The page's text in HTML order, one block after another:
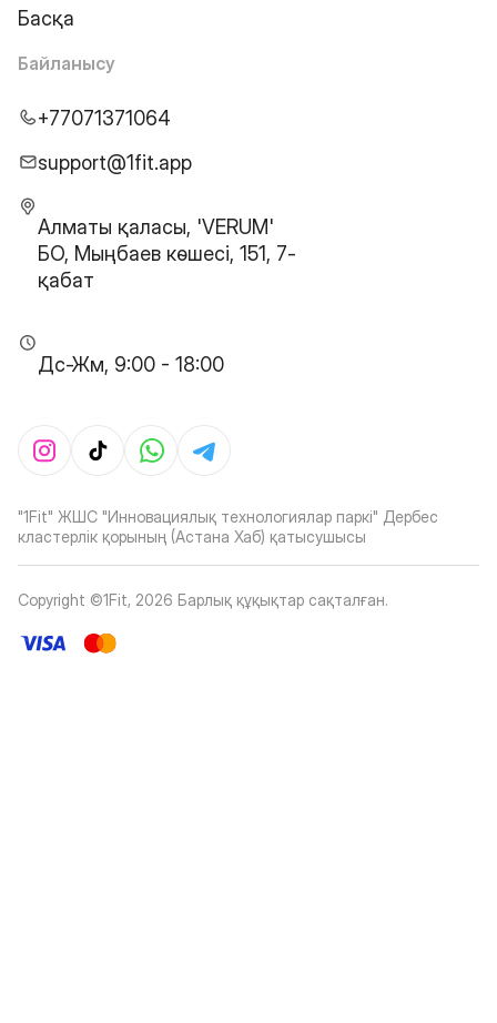
Басқа
Байланысу
+77071371064
support@1fit.app
Алматы қаласы, 'VERUM'
БО, Мыңбаев көшесі, 151, 7-
қабат
Дс-Жм, 9:00 - 18:00
"1Fit" ЖШС "Инновациялық технологиялар паркі" Дербес
кластерлік қорының (Астана Хаб) қатысушысы
Copyright ©1Fit, 2026 Барлық құқықтар сақталған.